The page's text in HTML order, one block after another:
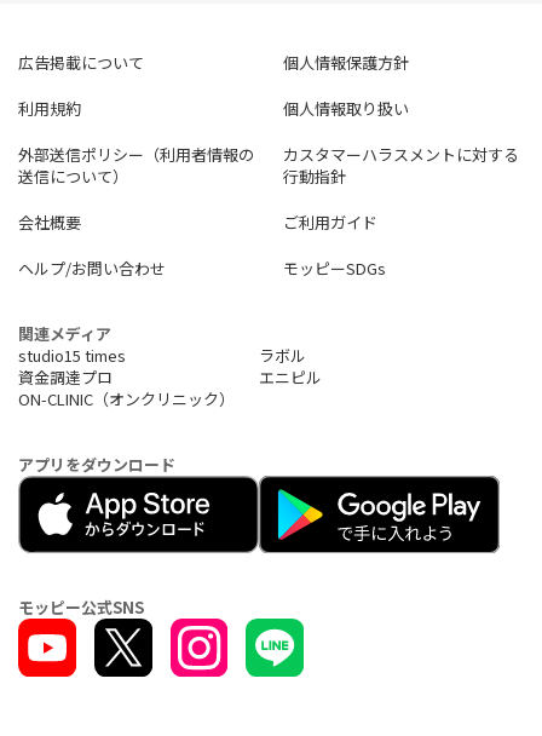
広告掲載について
個人情報保護方針
利用規約
個人情報取り扱い
外部送信ポリシー（利用者情報の
送信について）
カスタマーハラスメントに対する
行動指針
会社概要
ご利用ガイド
ヘルプ/お問い合わせ
モッピーSDGs
関連メディア
studio15 times
ラボル
資金調達プロ
エニピル
ON-CLINIC（オンクリニック）
アプリをダウンロード
モッピー公式SNS